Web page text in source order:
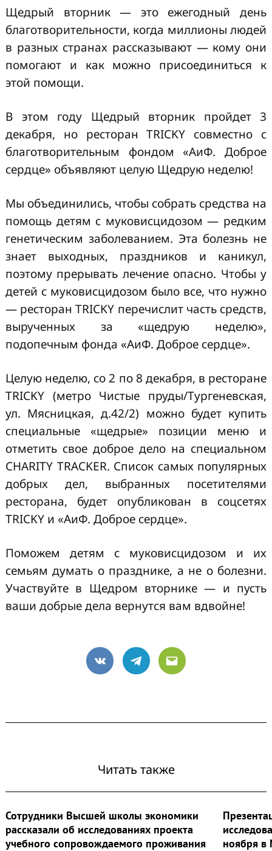
Щедрый вторник — это ежегодный день
благотворительности, когда миллионы людей
в разных странах рассказывают — кому они
помогают и как можно присоединиться к
этой помощи.
В этом году Щедрый вторник пройдет 3
декабря, но ресторан TRICKY совместно с
благотворительным фондом «АиФ. Доброе
сердце» объявляют целую Щедрую неделю!
Мы объединились, чтобы собрать средства на
помощь детям с муковисцидозом — редким
генетическим заболеванием. Эта болезнь не
знает выходных, праздников и каникул,
поэтому прерывать лечение опасно. Чтобы у
детей с муковисцидозом было все, что нужно
— ресторан TRICKY перечислит часть средств,
вырученных за «щедрую неделю»,
подопечным фонда «АиФ. Доброе сердце».
Целую неделю, со 2 по 8 декабря, в ресторане
TRICKY (метро Чистые пруды/Тургеневская,
ул. Мясницкая, д.42/2) можно будет купить
специальные «щедрые» позиции меню и
отметить свое доброе дело на специальном
CHARITY TRACKER. Список самых популярных
добрых дел, выбранных посетителями
ресторана, будет опубликован в соцсетях
TRICKY и «АиФ. Доброе сердце».
Поможем детям с муковисцидозом и их
семьям думать о празднике, а не о болезни.
Участвуйте в Щедром вторнике — и пусть
ваши добрые дела вернутся вам вдвойне!
VK Telegram
Email
Читать также
Сотрудники Высшей школы экономики
рассказали об исследованиях проекта
учебного сопровождаемого проживания
ноября в